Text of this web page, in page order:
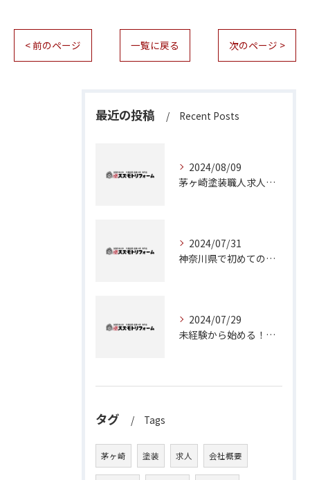
< 前のページ 一覧に戻る 次のページ >
最近の投稿 Recent Posts
2024/08/09
茅ヶ崎塗装職人求人：神奈川県で理想のキャリアを築くチャンス
2024/07/31
神奈川県で初めての外壁塗装に挑戦！成功のためのステップガイド
2024/07/29
未経験から始める！茅ヶ崎で塗装職人としてのキャリアアップ
タグ Tags
茅ヶ崎 塗装 求人 会社概要